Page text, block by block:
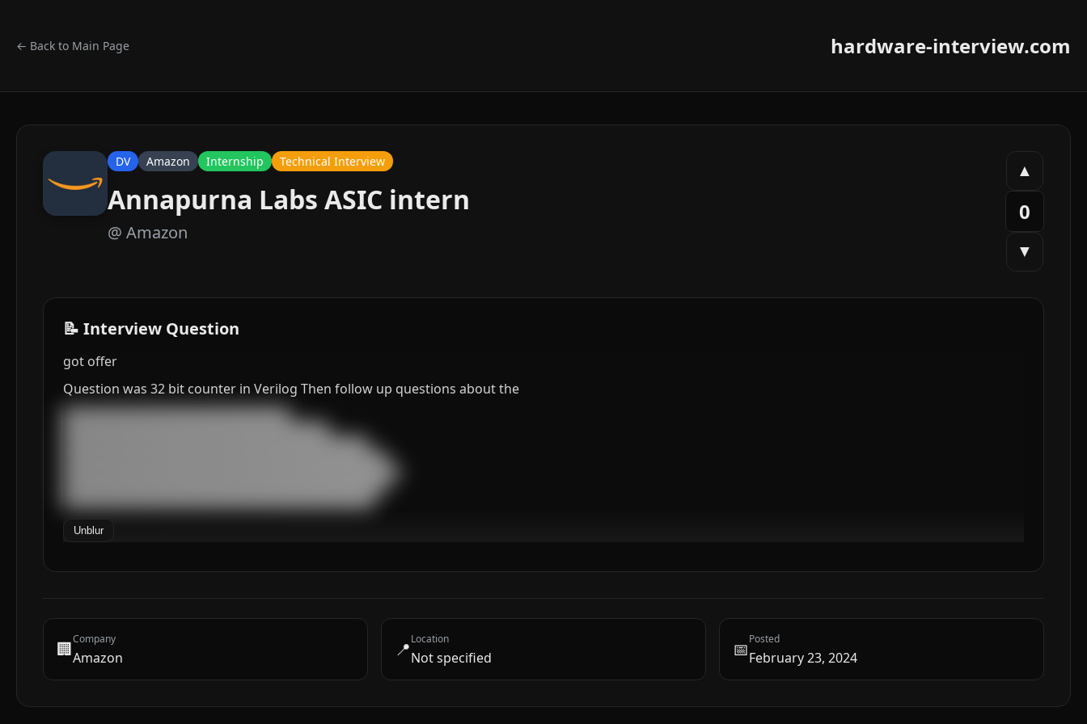
← Back to Main Page hardware-interview.com
DV Amazon Internship Technical Interview
Annapurna Labs ASIC intern
@ Amazon
▲
0
▼
📝 Interview Question
got offer
Question was 32 bit counter in Verilog Then follow up questions about the
███████████████████████████████████
█████████████████████████████████████████
███████████████████████████████████████████████
██████████████████████████████████████████████████
██████████████████████████████████████████████████
████████████████████████████████████████████████
Unblur
🏢Company
Amazon 📍Location
Not specified 📅Posted
February 23, 2024